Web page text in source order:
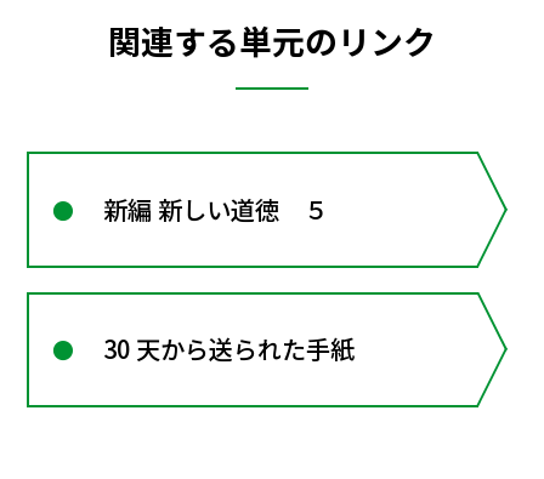
関連する単元のリンク
新編 新しい道徳 ５
30 天から送られた手紙